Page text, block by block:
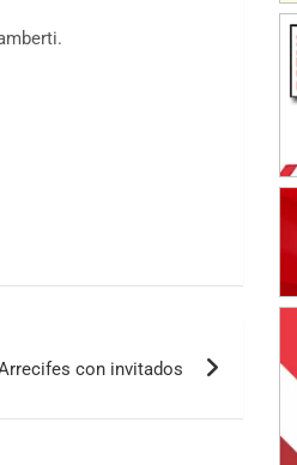
con invitados